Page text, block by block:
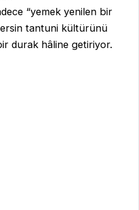
“yemek yenilen bir
tantuni kültürünü
durak hâline getiriyor.